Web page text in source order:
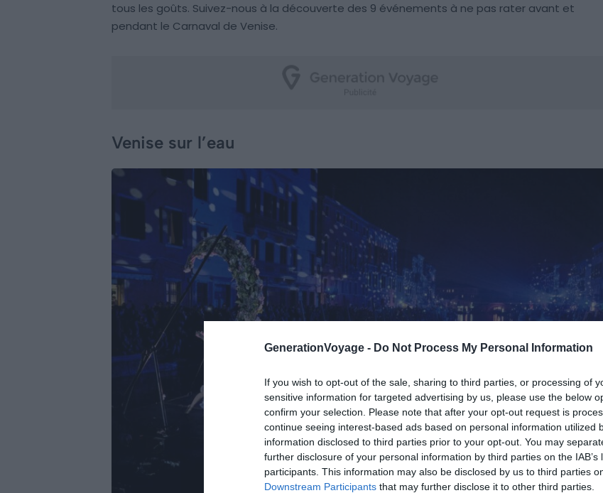
GenerationVoyage - Do Not Process My Personal Information
If you wish to opt-out of the sale, sharing to third parties, or processing of
sensitive information for targeted advertising by us, please use the below
confirm your selection. Please note that after your opt-out request is
continue seeing interest-based ads based on personal information utilized
information disclosed to third parties prior to your opt-out. You may
further disclosure of your personal information by third parties on the IAB’s
participants. This information may also be disclosed by us to third parties
Downstream Participants that may further disclose it to other third parties.
tous les goûts. Suivez-nous à la découverte des 9 événements à ne pas rater avant et
pendant le Carnaval de Venise.
Venise sur l’eau